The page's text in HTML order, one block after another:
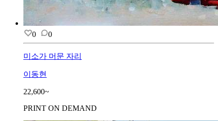
0 0
미소가 머문 자리
이동현
22,600~
PRINT ON DEMAND